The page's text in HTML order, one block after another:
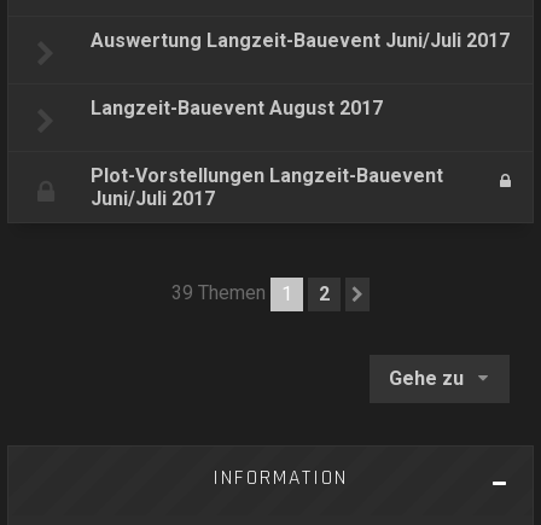
Auswertung Langzeit-Bauevent Juni/Juli 2017
Langzeit-Bauevent August 2017
Plot-Vorstellungen Langzeit-Bauevent
Juni/Juli 2017
39 Themen 1 2
Gehe zu
INFORMATION